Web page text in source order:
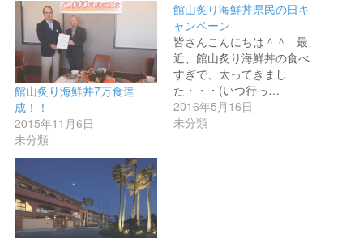
館山炙り海鮮丼7万食達
成！！
2015年11月6日
未分類
館山炙り海鮮丼県民の日キ
ャンペーン
皆さんこんにちは＾＾ 最
近、館山炙り海鮮丼の食べ
すぎで、太ってきまし
た・・・(いつ行っ…
2016年5月16日
未分類